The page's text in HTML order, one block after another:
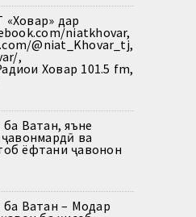
дар
niatkhovar,
@niat_Khovar_tj,
,
Ховар 101.5 fm,
Ватан, яъне
ва
ёфтани ҷавонон
Ватан – Модар